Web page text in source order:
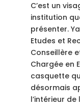
C’est un
institution
présenter.
Etudes et
Conseillère
Chargée en
casquette
désormais
l’intérieur de